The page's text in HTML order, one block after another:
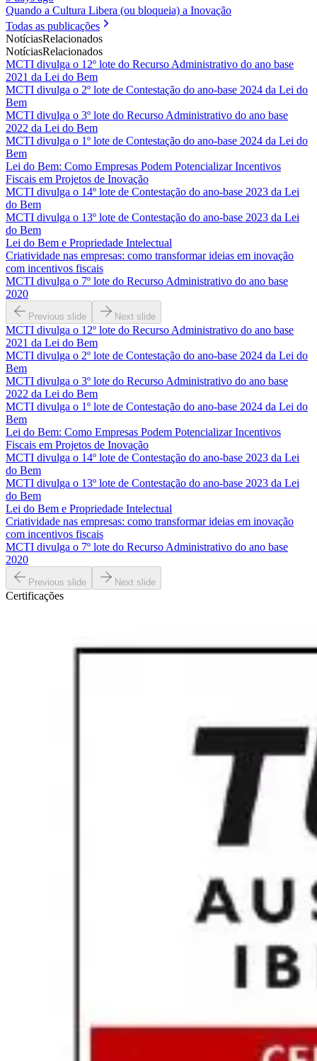
Quando a Cultura Libera (ou bloqueia) a Inovação
Todas as publicações
NotíciasRelacionados
NotíciasRelacionados
MCTI divulga o 12º lote do Recurso Administrativo do ano base
2021 da Lei do Bem
MCTI divulga o 2º lote de Contestação do ano-base 2024 da Lei do
Bem
MCTI divulga o 3º lote do Recurso Administrativo do ano base
2022 da Lei do Bem
MCTI divulga o 1º lote de Contestação do ano-base 2024 da Lei do
Bem
Lei do Bem: Como Empresas Podem Potencializar Incentivos
Fiscais em Projetos de Inovação
MCTI divulga o 14º lote de Contestação do ano-base 2023 da Lei
do Bem
MCTI divulga o 13º lote de Contestação do ano-base 2023 da Lei
do Bem
Lei do Bem e Propriedade Intelectual
Criatividade nas empresas: como transformar ideias em inovação
com incentivos fiscais
MCTI divulga o 7º lote do Recurso Administrativo do ano base
2020
Previous slide Next slide
MCTI divulga o 12º lote do Recurso Administrativo do ano base
2021 da Lei do Bem
MCTI divulga o 2º lote de Contestação do ano-base 2024 da Lei do
Bem
MCTI divulga o 3º lote do Recurso Administrativo do ano base
2022 da Lei do Bem
MCTI divulga o 1º lote de Contestação do ano-base 2024 da Lei do
Bem
Lei do Bem: Como Empresas Podem Potencializar Incentivos
Fiscais em Projetos de Inovação
MCTI divulga o 14º lote de Contestação do ano-base 2023 da Lei
do Bem
MCTI divulga o 13º lote de Contestação do ano-base 2023 da Lei
do Bem
Lei do Bem e Propriedade Intelectual
Criatividade nas empresas: como transformar ideias em inovação
com incentivos fiscais
MCTI divulga o 7º lote do Recurso Administrativo do ano base
2020
Previous slide Next slide
Certificações